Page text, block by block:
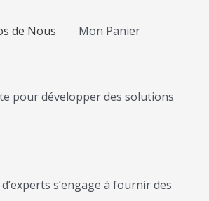
de Nous Mon Panier
pour développer des solutions
s’engage à fournir des